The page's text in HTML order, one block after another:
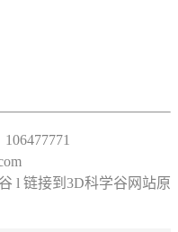
l 链接到3D科学谷网站原